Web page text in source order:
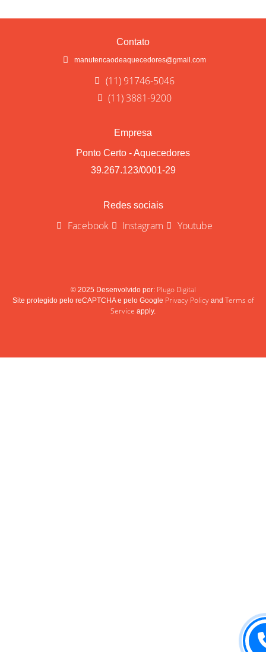
Contato
manutencaodeaquecedores@gmail.com
(11) 91746-5046
(11) 3881-9200
Empresa
Ponto Certo - Aquecedores
39.267.123/0001-29
Redes sociais
Facebook Instagram Youtube
© 2025 Desenvolvido por: Plugo Digital
Site protegido pelo reCAPTCHA e pelo Google Privacy Policyand Terms of
Service apply.